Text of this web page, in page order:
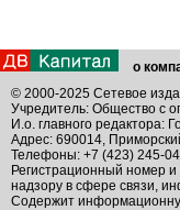
о
© 2000-2025 Сетевое
Учредитель: Общество с
И.о. главного редактора:
Адрес: 690014,
Телефоны: +7 (423) 245-
Регистрационный номер
надзору в сфере связи,
Содержит